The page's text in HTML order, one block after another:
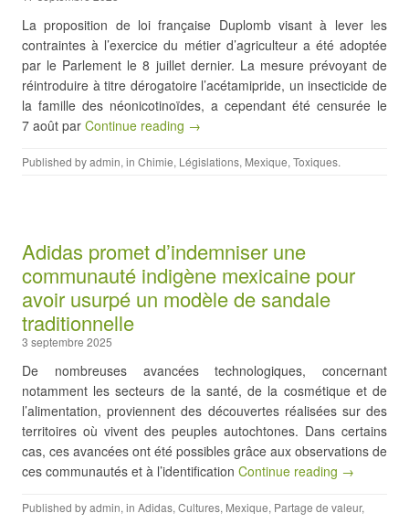
La proposition de loi française Duplomb visant à lever les
contraintes à l’exercice du métier d’agriculteur a été adoptée
par le Parlement le 8 juillet dernier. La mesure prévoyant de
réintroduire à titre dérogatoire l’acétamipride, un insecticide de
la famille des néonicotinoïdes, a cependant été censurée le
7 août par Continue reading →
Published byadmin, in Chimie, Législations, Mexique, Toxiques.
Adidas promet d’indemniser une
communauté indigène mexicaine pour
avoir usurpé un modèle de sandale
traditionnelle
3 septembre 2025
De nombreuses avancées technologiques, concernant
notamment les secteurs de la santé, de la cosmétique et de
l’alimentation, proviennent des découvertes réalisées sur des
territoires où vivent des peuples autochtones. Dans certains
cas, ces avancées ont été possibles grâce aux observations de
ces communautés et à l’identification Continue reading →
Published byadmin, in Adidas, Cultures, Mexique, Partage de valeur,